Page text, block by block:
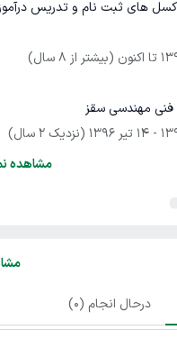
های ثبت نام و تدریس
تا اکنون (بیشتر از 8 سال)
فنی مهندسی سقز
- 14 تیر 1396 (نزدیک 2 سال)
مشاهده
درحال انجام (0
)